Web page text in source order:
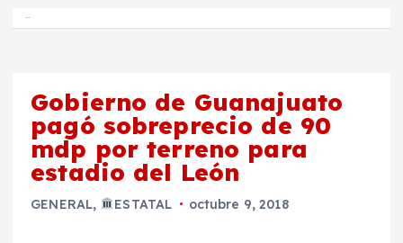
Gobierno de Guanajuato
pagó sobreprecio de 90
mdp por terreno para
estadio del León
GENERAL, ESTATAL octubre 9, 2018